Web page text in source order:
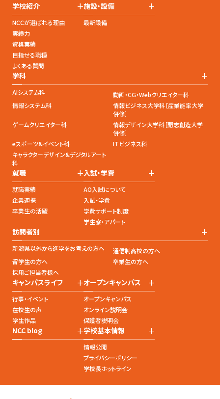
学校紹介 +
NCCが選ばれる理由
実績力
資格実績
目指せる職種
よくある質問
施設・設備 +
最新設備
学科 +
AIシステム科
動画・CG・Webクリエイター科
情報システム科
情報ビジネス大学科［産業能率大学
併修］
ゲームクリエイター科
情報デザイン大学科［開志創造大学
併修］
eスポーツ&イベント科
ITビジネス科
キャラクターデザイン&デジタルアート
科
就職 +
就職実績
企業連携
卒業生の活躍
入試・学費 +
AO入試について
入試・学費
学費サポート制度
学生寮・アパート
訪問者別 +
新潟県以外から進学をお考えの方へ
通信制高校の方へ
留学生の方へ
卒業生の方へ
採用ご担当者様へ
キャンパスライフ +
行事・イベント
在校生の声
学生作品
オープンキャンパス +
オープンキャンパス
オンライン説明会
保護者説明会
NCC blog +学校基本情報 +
情報公開
プライバシーポリシー
学校長ホットライン